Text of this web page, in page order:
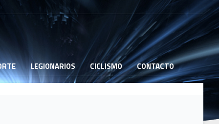
LEGIONARIOS CICLISMO CONTACTO